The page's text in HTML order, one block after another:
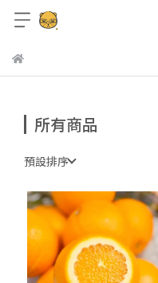
所有商品
預設排序